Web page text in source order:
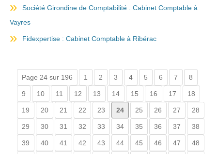
Société Girondine de Comptabilité : Cabinet Comptable à
Vayres
Fidexpertise : Cabinet Comptable à Ribérac
Page 24 sur 196 1 2 3 4 5 6 7 8
9 10 11 12 13 14 15 16 17 18
19 20 21 22 23 24 25 26 27 28
29 30 31 32 33 34 35 36 37 38
39 40 41 42 43 44 45 46 47 48